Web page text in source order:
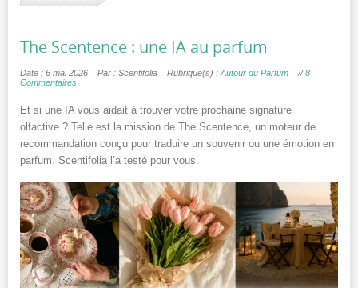
The Scentence : une IA au parfum
Date : 6 mai 2026 Par : Scentifolia Rubrique(s) : Autour du Parfum //8
Commentaires
Et si une IA vous aidait à trouver votre prochaine signature
olfactive ? Telle est la mission de The Scentence, un moteur de
recommandation conçu pour traduire un souvenir ou une émotion en
parfum. Scentifolia l’a testé pour vous.